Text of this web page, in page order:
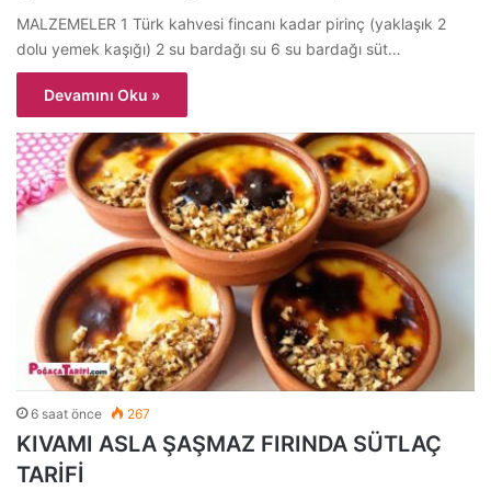
MALZEMELER 1 Türk kahvesi fincanı kadar pirinç (yaklaşık 2
dolu yemek kaşığı) 2 su bardağı su 6 su bardağı süt…
Devamını Oku »
6 saat önce 267
KIVAMI ASLA ŞAŞMAZ FIRINDA SÜTLAÇ
TARİFİ